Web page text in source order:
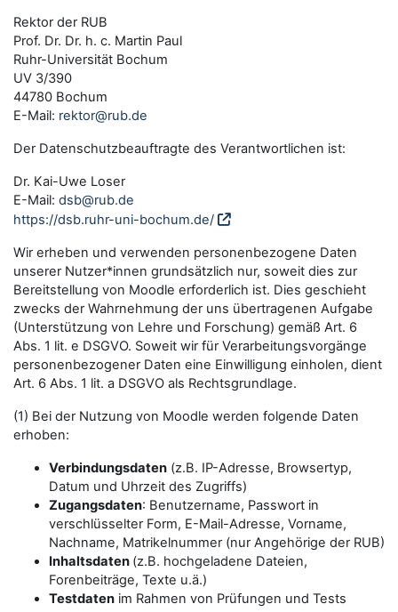
Rektor der RUB
Prof. Dr. Dr. h. c. Martin Paul
Ruhr-Universität Bochum
UV 3/390
44780 Bochum
E-Mail: rektor@rub.de
Der Datenschutzbeauftragte des Verantwortlichen ist:
Dr. Kai-Uwe Loser
E-Mail: dsb@rub.de
https://dsb.ruhr-uni-bochum.de/
Wir erheben und verwenden personenbezogene Daten
unserer Nutzer*innen grundsätzlich nur, soweit dies zur
Bereitstellung von Moodle erforderlich ist. Dies geschieht
zwecks der Wahrnehmung der uns übertragenen Aufgabe
(Unterstützung von Lehre und Forschung) gemäß Art. 6
Abs. 1 lit. e DSGVO. Soweit wir für Verarbeitungsvorgänge
personenbezogener Daten eine Einwilligung einholen, dient
Art. 6 Abs. 1 lit. a DSGVO als Rechtsgrundlage.
(1) Bei der Nutzung von Moodle werden folgende Daten
erhoben:
Verbindungsdaten (z.B. IP-Adresse, Browsertyp,
Datum und Uhrzeit des Zugriffs)
Zugangsdaten: Benutzername, Passwort in
verschlüsselter Form, E-Mail-Adresse, Vorname,
Nachname, Matrikelnummer (nur Angehörige der RUB)
Inhaltsdaten (z.B. hochgeladene Dateien,
Forenbeiträge, Texte u.ä.)
Testdaten im Rahmen von Prüfungen und Tests